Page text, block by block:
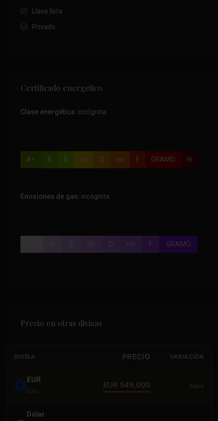
Llave lista
Privado
Certificado energetico
Clase energética: incógnita
A+ A B do D mi F GRAMO H
Emisiones de gas: incógnita
D mi F GRAMO
Precio en otras divisas
DIVISA PRECIO VARIACIÓN
EUR
Euro
EUR 549,000 base
Dólar